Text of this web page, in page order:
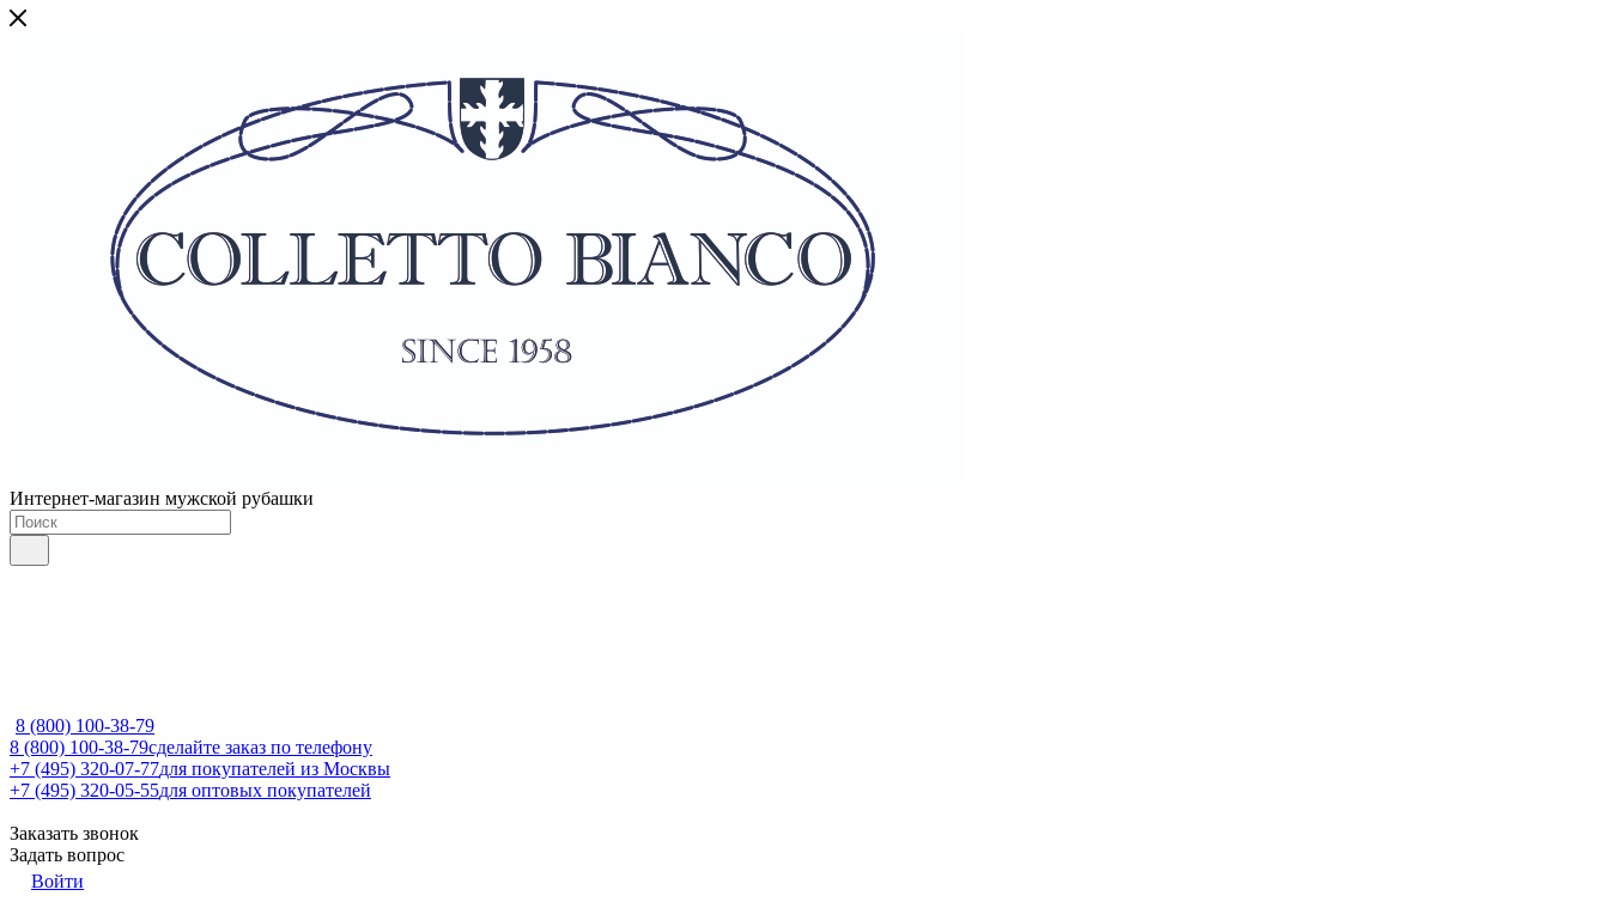
Интернет-магазин мужской рубашки
8 (800) 100-38-79
8 (800) 100-38-79сделайте заказ по телефону
+7 (495) 320-07-77для покупателей из Москвы
+7 (495) 320-05-55для оптовых покупателей
Заказать звонок
Задать вопрос
Войти